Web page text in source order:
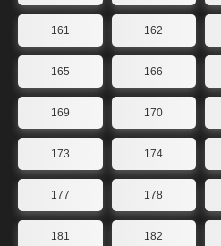
161 162
165 166
169 170
173 174
177 178
181 182